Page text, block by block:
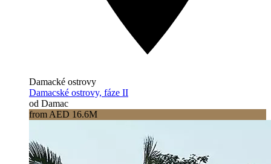
Damacké ostrovy
Damacské ostrovy, fáze II
od Damac
from AED 16.6M